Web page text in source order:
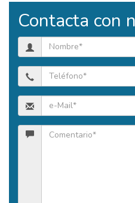
Contacta con